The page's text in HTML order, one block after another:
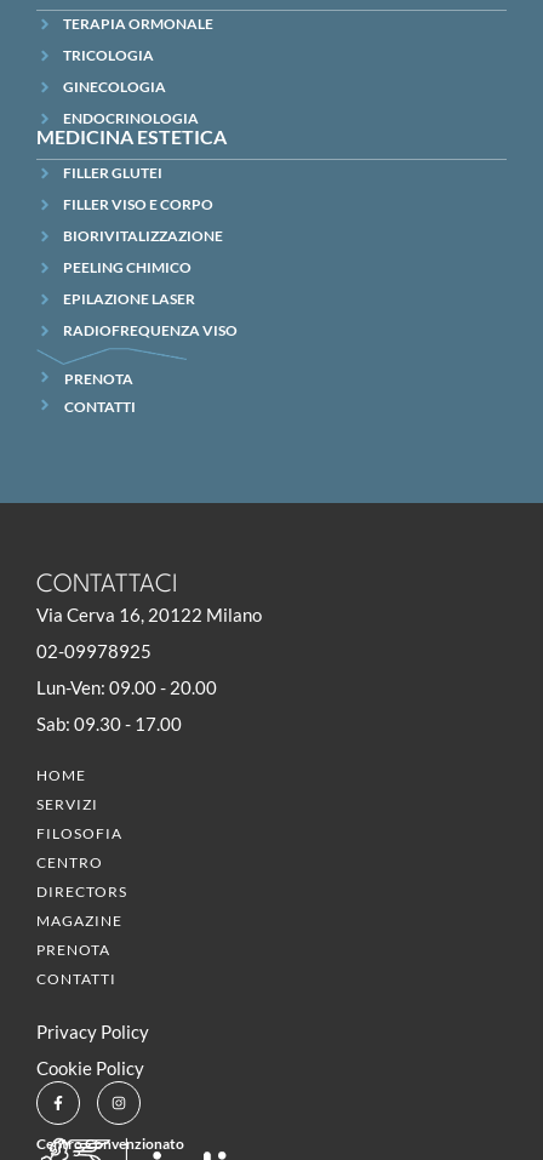
TERAPIA ORMONALE
TRICOLOGIA
GINECOLOGIA
ENDOCRINOLOGIA
MEDICINA ESTETICA
FILLER GLUTEI
FILLER VISO E CORPO
BIORIVITALIZZAZIONE
PEELING CHIMICO
EPILAZIONE LASER
RADIOFREQUENZA VISO
PRENOTA
CONTATTI
CONTATTACI
Via Cerva 16, 20122 Milano
02-09978925
Lun-Ven: 09.00 - 20.00
Sab: 09.30 - 17.00
HOME
SERVIZI
FILOSOFIA
CENTRO
DIRECTORS
MAGAZINE
PRENOTA
CONTATTI
Privacy Policy
Cookie Policy
Centro Convenzionato